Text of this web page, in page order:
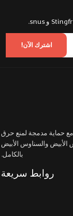
اشترك الآن!
حماية مدمجة لمنع حرق
الأبيض والسناوس الأبيض
بالكامل.
روابط سريعة